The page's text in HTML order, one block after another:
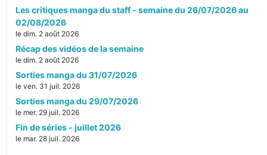
Les critiques manga du staff - semaine du 26/07/2026 au
02/08/2026
le dim. 2 août 2026
Récap des vidéos de la semaine
le dim. 2 août 2026
Sorties manga du 31/07/2026
le ven. 31 juil. 2026
Sorties manga du 29/07/2026
le mer. 29 juil. 2026
Fin de séries - juillet 2026
le mar. 28 juil. 2026